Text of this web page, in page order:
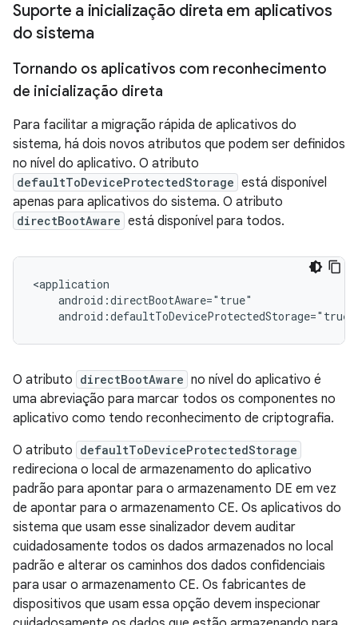
Suporte a inicialização direta em aplicativos
do sistema
Tornando os aplicativos com reconhecimento
de inicialização direta
Para facilitar a migração rápida de aplicativos do
sistema, há dois novos atributos que podem ser definidos
no nível do aplicativo. O atributo
defaultToDeviceProtectedStorage está disponível
apenas para aplicativos do sistema. O atributo
directBootAware está disponível para todos.
<application
    android:directBootAware="true"
O atributo directBootAware no nível do aplicativo é
uma abreviação para marcar todos os componentes no
aplicativo como tendo reconhecimento de criptografia.
O atributo defaultToDeviceProtectedStorage
redireciona o local de armazenamento do aplicativo
padrão para apontar para o armazenamento DE em vez
de apontar para o armazenamento CE. Os aplicativos do
sistema que usam esse sinalizador devem auditar
cuidadosamente todos os dados armazenados no local
padrão e alterar os caminhos dos dados confidenciais
para usar o armazenamento CE. Os fabricantes de
dispositivos que usam essa opção devem inspecionar